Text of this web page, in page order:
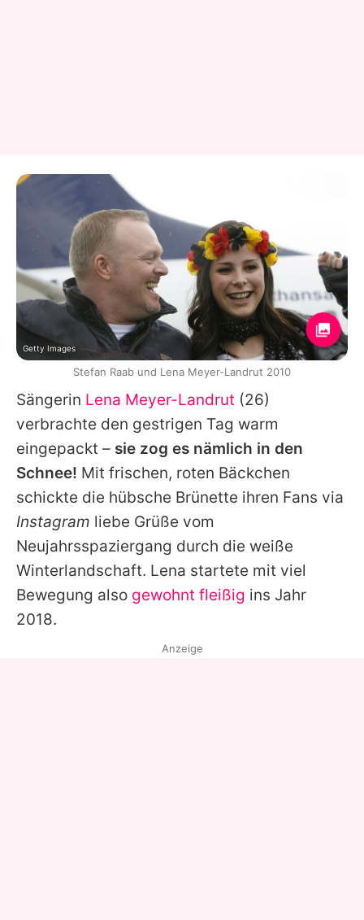
Sängerin Lena Meyer-Landrut (26)
verbrachte den gestrigen Tag warm
eingepackt – sie zog es nämlich in den
Schnee! Mit frischen, roten Bäckchen
schickte die hübsche Brünette ihren Fans via
Instagram liebe Grüße vom
Neujahrsspaziergang durch die weiße
Winterlandschaft. Lena startete mit viel
Bewegung also gewohnt fleißig ins Jahr
2018.
Getty Images
Stefan Raab und Lena Meyer-Landrut 2010
Anzeige